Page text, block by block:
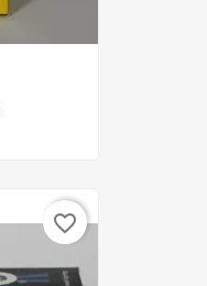
favorite_border